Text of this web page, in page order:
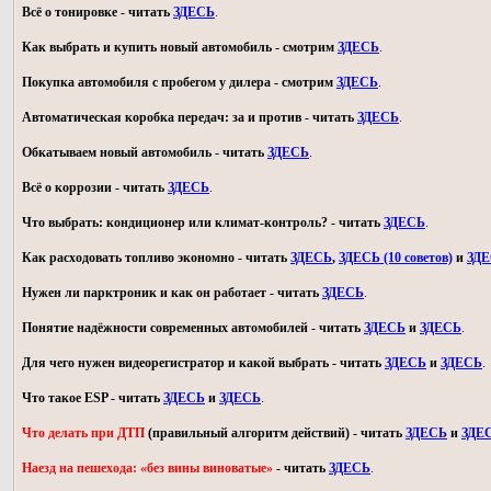
Всё о тонировке - читать ЗДЕСЬ.
Как выбрать и купить новый автомобиль - смотрим ЗДЕСЬ.
Покупка автомобиля с пробегом у дилера - смотрим ЗДЕСЬ.
Автоматическая коробка передач: за и против - читать ЗДЕСЬ.
Обкатываем новый автомобиль - читать ЗДЕСЬ.
Всё о коррозии - читать ЗДЕСЬ.
Что выбрать: кондиционер или климат-контроль? - читать ЗДЕСЬ.
Как расходовать топливо экономно - читать ЗДЕСЬ, ЗДЕСЬ (10 советов) и
Нужен ли парктроник и как он работает - читать ЗДЕСЬ.
Понятие надёжности современных автомобилей - читать ЗДЕСЬ и ЗДЕСЬ.
Для чего нужен видеорегистратор и какой выбрать - читать ЗДЕСЬ и ЗДЕСЬ.
Что такое ESP - читать ЗДЕСЬ и ЗДЕСЬ.
Что делать при ДТП (правильный алгоритм действий) - читать ЗДЕСЬ и
Наезд на пешехода: «без вины виноватые» - читать ЗДЕСЬ.